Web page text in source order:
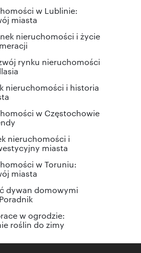
w Lublinie:
miasta
nieruchomości i życie
rynku nieruchomości
nieruchomości i historia
w Częstochowie
nieruchomości i
miasta
w Toruniu:
miasta
dywan domowymi
w ogrodzie:
roślin do zimy